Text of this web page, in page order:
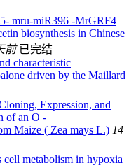
mru-miR396 -MrGRF4
biosynthesis in Chinese
前 已完结
characteristic
driven by the Maillard
Expression, and
of an O -
Maize ( Zea mays L.) 14
metabolism in hypoxia